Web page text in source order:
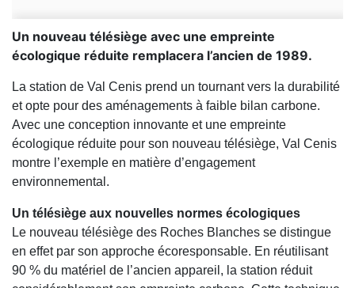
Un nouveau télésiège avec une empreinte
écologique réduite remplacera l’ancien de 1989.
La station de Val Cenis prend un tournant vers la durabilité
et opte pour des aménagements à faible bilan carbone.
Avec une conception innovante et une empreinte
écologique réduite pour son nouveau télésiège, Val Cenis
montre l’exemple en matière d’engagement
environnemental.
Un télésiège aux nouvelles normes écologiques
Le nouveau télésiège des Roches Blanches se distingue
en effet par son approche écoresponsable. En réutilisant
90 % du matériel de l’ancien appareil, la station réduit